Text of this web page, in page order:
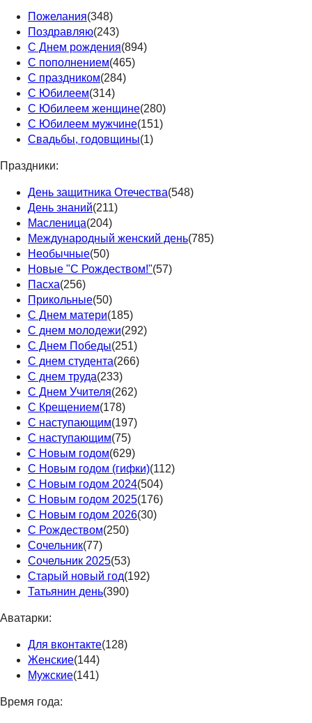
Пожелания(348)
Поздравляю(243)
С Днем рождения(894)
С пополнением(465)
С праздником(284)
С Юбилеем(314)
С Юбилеем женщине(280)
С Юбилеем мужчине(151)
Свадьбы, годовщины(1)
Праздники:
День защитника Отечества(548)
День знаний(211)
Масленица(204)
Международный женский день(785)
Необычные(50)
Новые "С Рождеством!"(57)
Пасха(256)
Прикольные(50)
С Днем матери(185)
С днем молодежи(292)
С Днем Победы(251)
С днем студента(266)
С днем труда(233)
С Днем Учителя(262)
С Крещением(178)
С наступающим(197)
С наступающим(75)
С Новым годом(629)
С Новым годом (гифки)(112)
С Новым годом 2024(504)
С Новым годом 2025(176)
С Новым годом 2026(30)
С Рождеством(250)
Сочельник(77)
Сочельник 2025(53)
Старый новый год(192)
Татьянин день(390)
Аватарки:
Для вконтакте(128)
Женские(144)
Мужские(141)
Время года: